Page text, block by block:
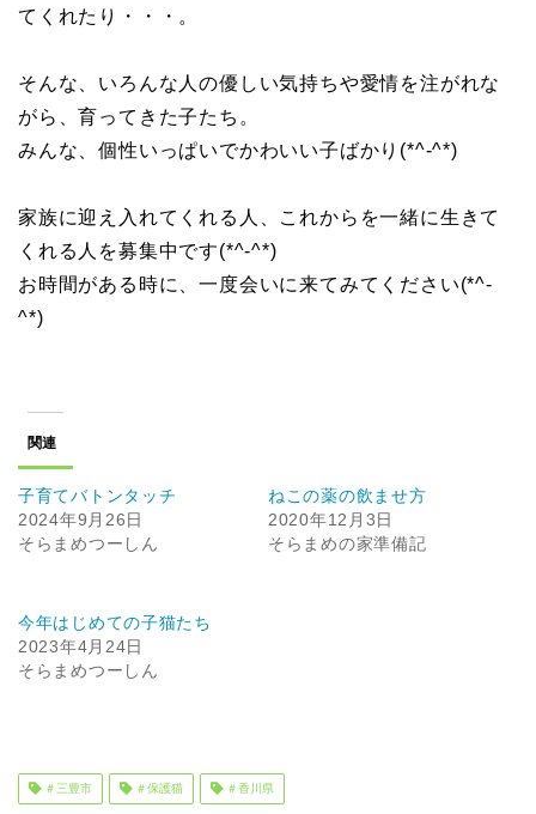
てくれたり・・・。
そんな、いろんな人の優しい気持ちや愛情を注がれな
がら、育ってきた子たち。
みんな、個性いっぱいでかわいい子ばかり(*^-^*)
家族に迎え入れてくれる人、これからを一緒に生きて
くれる人を募集中です(*^-^*)
お時間がある時に、一度会いに来てみてください(*^-
^*)
関連
子育てバトンタッチ
2024年9月26日
そらまめつーしん
ねこの薬の飲ませ方
2020年12月3日
そらまめの家準備記
今年はじめての子猫たち
2023年4月24日
そらまめつーしん
＃三豊市 ＃保護猫 ＃香川県